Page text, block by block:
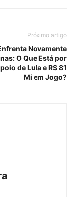
Próximo artigo
Novamente
O Que Está por
de Lula e R$ 81
Mi em Jogo?